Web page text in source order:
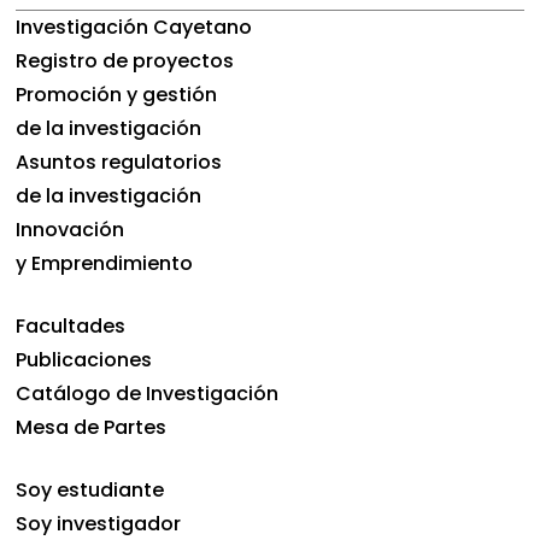
Investigación Cayetano
Registro de proyectos
Promoción y gestión
de la investigación
Asuntos regulatorios
de la investigación
Innovación
y Emprendimiento
Facultades
Publicaciones
Catálogo de Investigación
Mesa de Partes
Soy estudiante
Soy investigador